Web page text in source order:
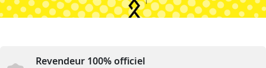
Revendeur 100% officiel